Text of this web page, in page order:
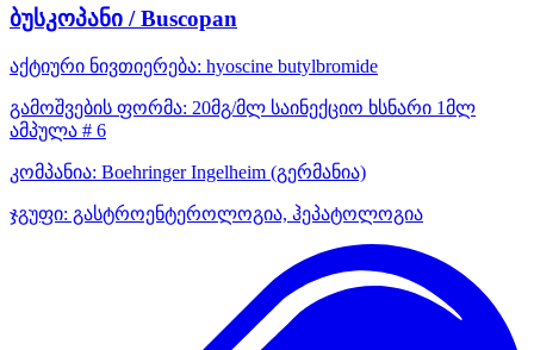
ბუსკოპანი / Buscopan
აქტიური ნივთიერება: hyoscine butylbromide
გამოშვების ფორმა: 20მგ/მლ საინექციო ხსნარი 1მლ
ამპულა # 6
კომპანია: Boehringer Ingelheim (გერმანია)
ჯგუფი: გასტროენტეროლოგია, ჰეპატოლოგია